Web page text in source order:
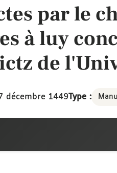
par le
à luy
de
1449
décembre 1449Type :